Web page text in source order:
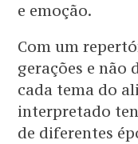
e emoção.
Com um
gerações e não
cada tema do
interpretado
de diferentes